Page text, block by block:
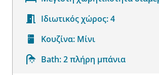
Ιδιωτικός χώρος:4
Κουζίνα: Μίνι
Bath:2 πλήρη μπάνια